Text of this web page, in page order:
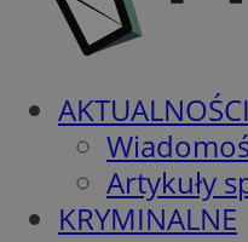
AKTUALNOŚCI
Artykuły
KRYMINALNE